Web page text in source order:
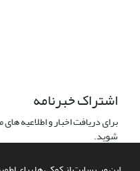
اشتراک خبرنامه
برای دریافت اخبار و اطلاعیه
شوید.